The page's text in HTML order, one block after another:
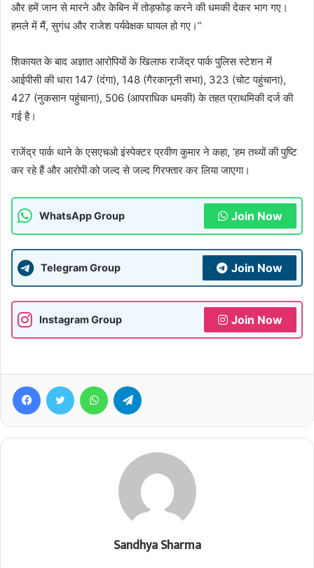
और हमें जान से मारने और केबिन में तोड़फोड़ करने की धमकी देकर भाग गए।
हमले में मैं, सुगंध और राजेश पर्यवेक्षक घायल हो गए।”
शिकायत के बाद अज्ञात आरोपियों के खिलाफ राजेंद्र पार्क पुलिस स्टेशन में
आईपीसी की धारा 147 (दंगा), 148 (गैरकानूनी सभा), 323 (चोट पहुंचाना),
427 (नुकसान पहुंचाना), 506 (आपराधिक धमकी) के तहत प्राथमिकी दर्ज की
गई है।
राजेंद्र पार्क थाने के एसएचओ इंस्पेक्टर प्रवीण कुमार ने कहा, ‘हम तथ्यों की पुष्टि
कर रहे हैं और आरोपी को जल्द से जल्द गिरफ्तार कर लिया जाएगा।
WhatsApp Group Join Now
Telegram Group Join Now
Instagram Group Join Now
FacebookTwitter WhatsApp
Sandhya Sharma